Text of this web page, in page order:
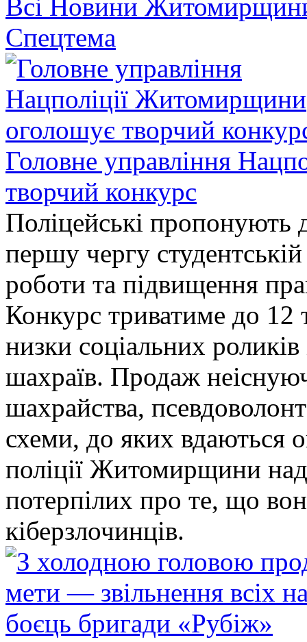
Всі Новини
Спецтема
Головне управління
творчий конкурс
Поліцейські пропонують
першу чергу
роботи та підвищення
Конкурс триватиме до 12
низки соціальних
шахраїв. Продаж
шахрайства,
схеми, до яких
поліції Житомирщини
потерпілих про те, що
кіберзлочинців.